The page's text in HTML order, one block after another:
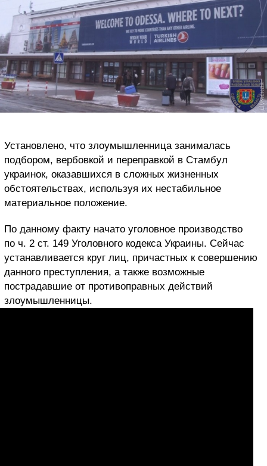
Установлено, что злоумышленница занималась
подбором, вербовкой и переправкой в Стамбул
украинок, оказавшихся в сложных жизненных
обстоятельствах, используя их нестабильное
материальное положение.
По данному факту начато уголовное производство
по ч. 2 ст. 149 Уголовного кодекса Украины. Сейчас
устанавливается круг лиц, причастных к совершению
данного преступления, а также возможные
пострадавшие от противоправных действий
злоумышленницы.